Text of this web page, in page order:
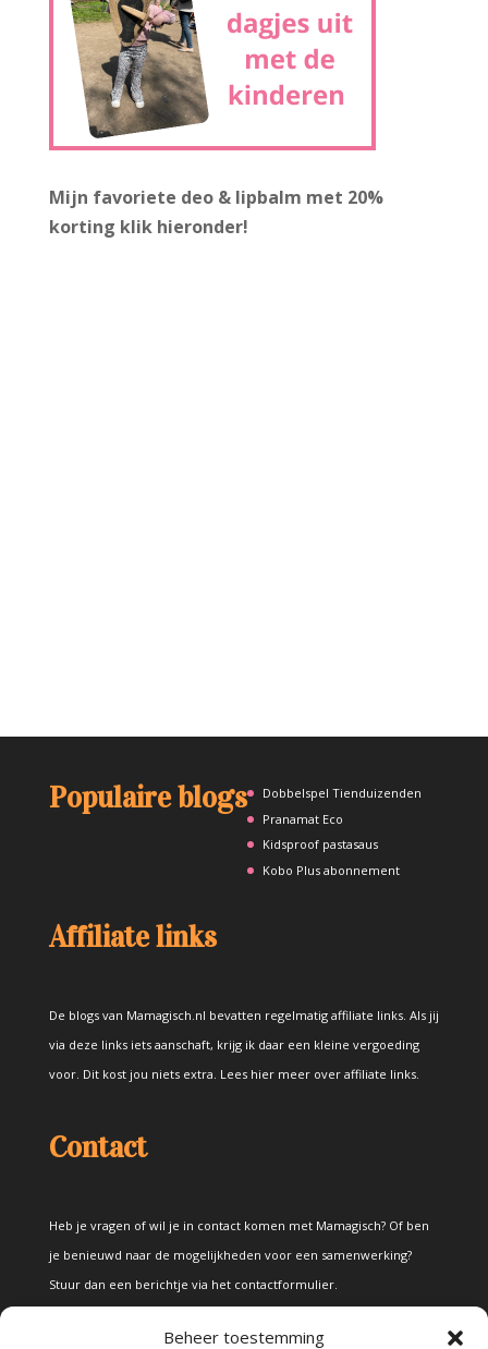
Beheer toestemming
Mijn favoriete deo & lipbalm met 20%
korting klik hieronder!
Populaire blogs
Dobbelspel Tienduizenden
Pranamat Eco
Kidsproof pastasaus
Kobo Plus abonnement
Affiliate links
De blogs van Mamagisch.nl bevatten regelmatig affiliate links. Als jij
via deze links iets aanschaft, krijg ik daar een kleine vergoeding
voor. Dit kost jou niets extra. Lees hier meer over affiliate links.
Contact
Heb je vragen of wil je in contact komen met Mamagisch? Of ben
je benieuwd naar de mogelijkheden voor een samenwerking?
Stuur dan een berichtje via het contactformulier.